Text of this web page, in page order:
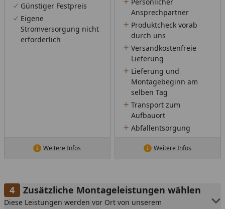
Günstiger Festpreis
Eigene
Stromversorgung nicht
erforderlich
Weitere Infos
Persönlicher
Ansprechpartner
Produktcheck vorab
durch uns
Versandkostenfreie
Lieferung
Lieferung und
Montagebeginn am
selben Tag
Transport zum
Aufbauort
Abfallentsorgung
Weitere Infos
Zusätzliche Montageleistungen wählen
Diese Leistungen werden vor Ort von unserem